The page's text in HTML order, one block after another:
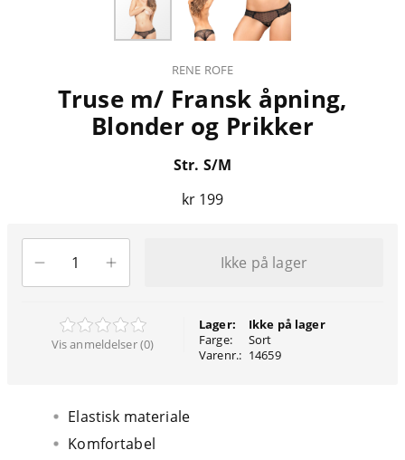
RENE ROFE
Truse m/ Fransk åpning,
Blonder og Prikker
Str. S/M
kr 199
Ikke på lager
Vis anmeldelser (0)
Lager:
Farge:
Varenr.:
Ikke på lager
Sort
14659
Elastisk materiale
Komfortabel